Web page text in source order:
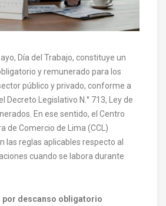
Día del Trabajo, constituye un
y remunerado para los
público y privado, conforme a
Decreto Legislativo N.° 713, Ley de
En ese sentido, el Centro
de Comercio de Lima (CCL)
las reglas aplicables respecto al
cuando se labora durante
por descanso obligatorio